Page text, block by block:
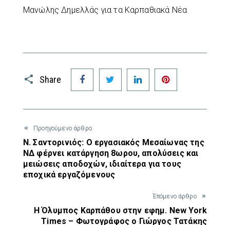
Μανώλης Δημελλάς για τα Καρπαθιακά Νέα
Share
Facebook Twitter LinkedIn
Προηγούμενο άρθρο
Ν. Σαντορινιός: Ο εργασιακός Μεσαίωνας της
ΝΔ φέρνει κατάργηση 8ωρου, απολύσεις και
μειώσεις αποδοχών, ιδιαίτερα για τους
εποχικά εργαζόμενους
Έπόμενο άρθρο
Η Όλυμπος Καρπάθου στην εφημ. New York
Times – Φωτογράφος ο Γιώργος Τατάκης